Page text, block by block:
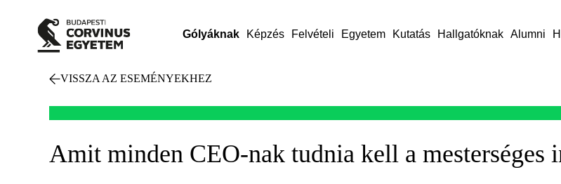
Gólyáknak Képzés Felvételi Egyetem Kutatás Hallgatóknak Alumni
VISSZA AZ ESEMÉNYEKHEZ
Amit minden CEO-nak tudnia kell a mesterséges